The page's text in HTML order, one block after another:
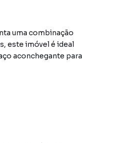
uma combinação
este imóvel é ideal
aconchegante para
ambiente convidativo